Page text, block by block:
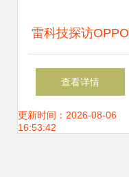
雷科技探访OPPO
工厂 Reno系列手
机竟在“特殊环
查看详情
更新时间：2026-08-06
16:53:42